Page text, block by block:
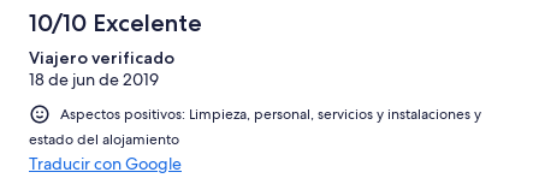
10/10 Excelente
Viajero verificado
18 de jun de 2019
Aspectos positivos: Limpieza, personal, servicios y instalaciones y
estado del alojamiento
Traducir con Google